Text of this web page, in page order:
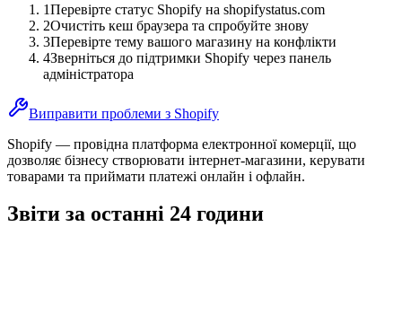
1Перевірте статус Shopify на shopifystatus.com
2Очистіть кеш браузера та спробуйте знову
3Перевірте тему вашого магазину на конфлікти
4Зверніться до підтримки Shopify через панель
адміністратора
Виправити проблеми з Shopify
Shopify — провідна платформа електронної комерції, що
дозволяє бізнесу створювати інтернет-магазини, керувати
товарами та приймати платежі онлайн і офлайн.
Звіти за останні 24 години